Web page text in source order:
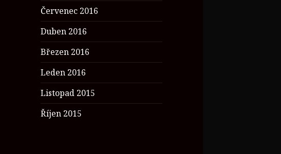
Červenec 2016
Duben 2016
Březen 2016
Leden 2016
Listopad 2015
Říjen 2015